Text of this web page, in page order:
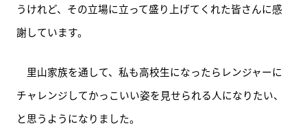
うけれど、その立場に立って盛り上げてくれた皆さんに感
謝しています。
里山家族を通して、私も高校生になったらレンジャーに
チャレンジしてかっこいい姿を見せられる人になりたい、
と思うようになりました。